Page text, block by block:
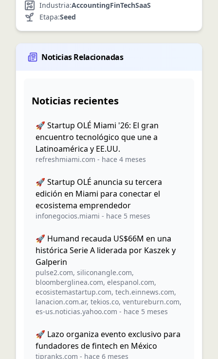
Industria:AccountingFinTechSaaS
Etapa:Seed
Noticias Relacionadas
Noticias recientes
🚀 Startup OLÉ Miami '26: El gran
encuentro tecnológico que une a
Latinoamérica y EE.UU.
refreshmiami.com - hace 4 meses
🚀 Startup OLÉ anuncia su tercera
edición en Miami para conectar el
ecosistema emprendedor
infonegocios.miami - hace 5 meses
🚀 Humand recauda US$66M en una
histórica Serie A liderada por Kaszek y
Galperin
pulse2.com, siliconangle.com,
bloomberglinea.com, elespanol.com,
ecosistemastartup.com, tech.einnews.com,
lanacion.com.ar, tekios.co, ventureburn.com,
es-us.noticias.yahoo.com - hace 5 meses
🚀 Lazo organiza evento exclusivo para
fundadores de fintech en México
tipranks.com - hace 6 meses